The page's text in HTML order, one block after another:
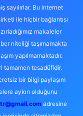
sayılırlar. Bu internet
ile hiçbir bağlantısı
makaleler
niteliği taşımamakta
yapılmamaktadır.
tamamen tesadüfidir.
bir bilgi paylaşım
aykırı olduğunu
adresine